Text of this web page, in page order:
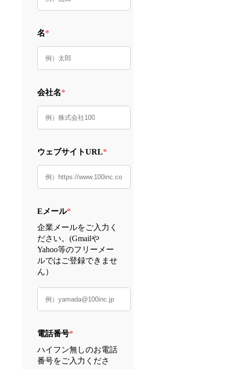
名*
会社名*
ウェブサイトURL*
Eメール*
企業メールをご入力く
ださい。(Gmailや
Yahoo等のフリーメー
ルではご登録できませ
ん）
電話番号*
ハイフン無しのお電話
番号をご入力くださ